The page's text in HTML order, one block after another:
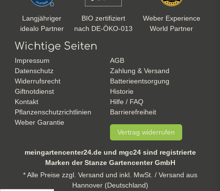
Langjähriger
idealo Partner
BIO zertifiziert
nach DE-ÖKO-013
Weber Experience
World Partner
Wichtige Seiten
Impressum
AGB
Datenschutz
Zahlung & Versand
Widerrufsrecht
Batterieentsorgung
Giftnotdienst
Historie
Kontakt
Hilfe / FAQ
Pflanzenschutzrichtlinien
Barrierefreiheit
Weber Garantie
Vertrag widerrufen
meingartencenter24.de und mgc24 sind registrierte
Marken der Stanze Gartencenter GmbH
* Alle Preise zzgl. Versand und inkl. MwSt. / Versand aus
Hannover (Deutschland)